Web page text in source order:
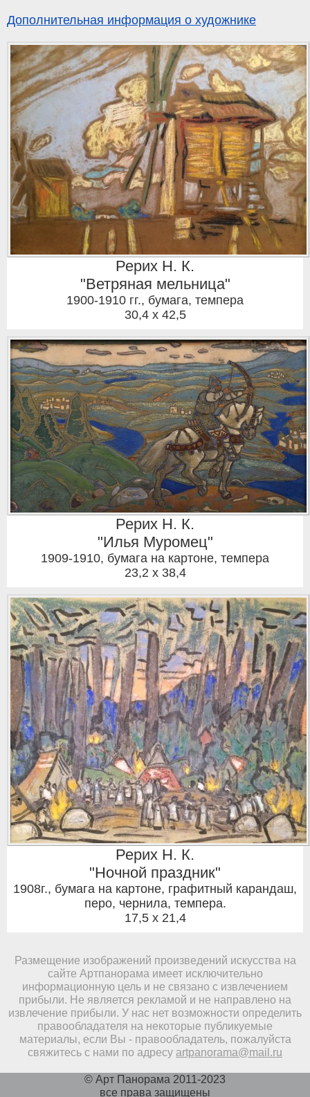
Дополнительная информация о художнике
Рерих Н. К.
"Ветряная мельница"
1900-1910 гг., бумага, темпера
30,4 x 42,5
Рерих Н. К.
"Илья Муромец"
1909-1910, бумага на картоне, темпера
23,2 x 38,4
Рерих Н. К.
"Ночной праздник"
1908г., бумага на картоне, графитный карандаш,
перо, чернила, темпера.
17,5 x 21,4
Размещение изображений произведений искусства на
сайте Артпанорама имеет исключительно
информационную цель и не связано с извлечением
прибыли. Не является рекламой и не направлено на
извлечение прибыли. У нас нет возможности определить
правообладателя на некоторые публикуемые
материалы, если Вы - правообладатель, пожалуйста
свяжитесь с нами по адресу artpanorama@mail.ru
© Арт Панорама 2011-2023
все права защищены